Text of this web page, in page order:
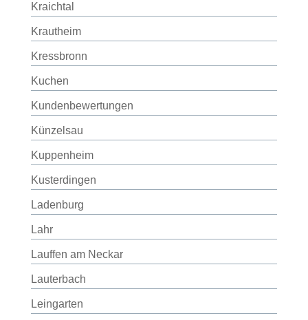
Kraichtal
Krautheim
Kressbronn
Kuchen
Kundenbewertungen
Künzelsau
Kuppenheim
Kusterdingen
Ladenburg
Lahr
Lauffen am Neckar
Lauterbach
Leingarten